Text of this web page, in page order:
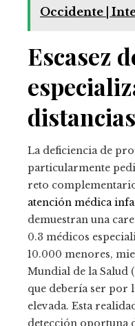
Occidente |
Escasez
La deficiencia de
particularmente
reto
atención médica
demuestran una
0.3 médicos
10.000 menores,
Mundial de la Salud
que debería ser por
elevada. Esta
detección oportuna